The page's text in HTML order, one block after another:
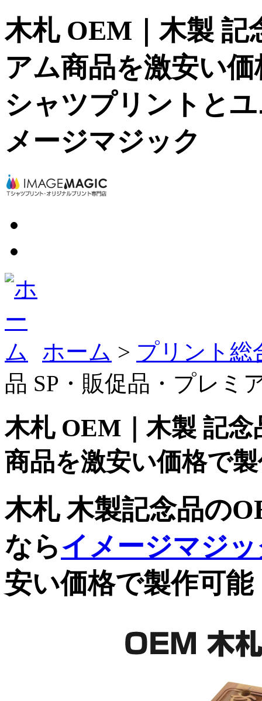
木札 OEM｜木製 記
アム商品を激安い
シャツプリントと
メージマジック
ホーム > プリント総
品 SP・販促品・プレミ
木札 OEM｜木製 記
商品を激安い価格で
木札 木製記念品の
ならイメージマジ
安い価格で製作可能